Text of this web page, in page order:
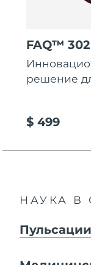
FAQ™ 302
решение
$ 499
НАУКА В